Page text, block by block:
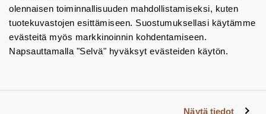
olennaisen toiminnallisuuden mahdollistamiseksi, kuten
tuotekuvastojen esittämiseen. Suostumuksellasi käytämme
evästeitä myös markkinoinnin kohdentamiseen.
Napsauttamalla "Selvä" hyväksyt evästeiden käytön.
Näytä tiedot
BIM-objektit
Yhteystiedot
Tiedotteet